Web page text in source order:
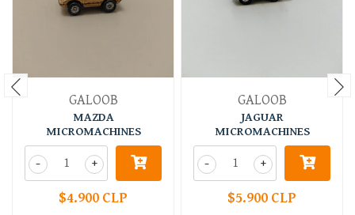
GALOOB
MAZDA
MICROMACHINES
+
-
$4.900 CLP
GALOOB
JAGUAR
MICROMACHINES
+
-
$5.900 CLP